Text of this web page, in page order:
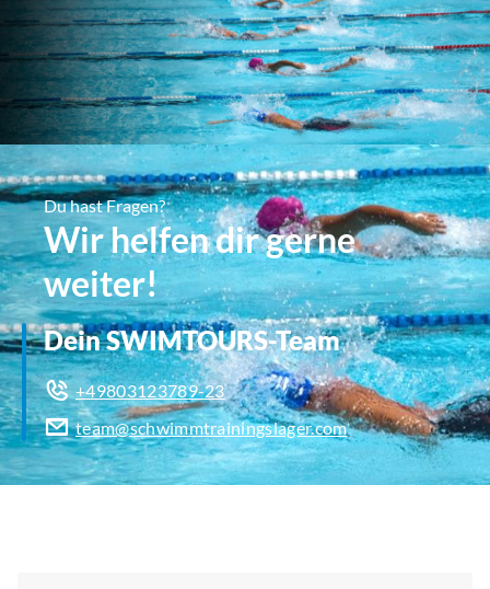
Du hast Fragen?
Wir helfen dir gerne
weiter!
Dein SWIMTOURS-Team
+49803123789-23
team@schwimmtrainingslager.com